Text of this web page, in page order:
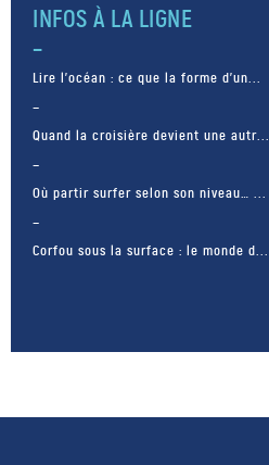
INFOS À LA LIGNE
Lire l’océan : ce que la forme d’un...
Quand la croisière devient une autr...
Où partir surfer selon son niveau… ...
Corfou sous la surface : le monde d...